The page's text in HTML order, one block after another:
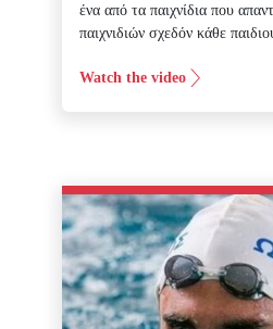
ένα από τα παιχνίδια που
παιχνιδιών σχεδόν κάθε
Watch the video